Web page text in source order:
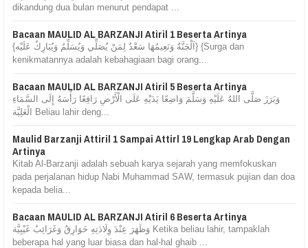
dikandung dua bulan menurut pendapat ...
Bacaan MAULID AL BARZANJI Atiril 1 Beserta Artinya
{اَلْجَنَّةُ وَنَعِيمُهَا سَعْدٌ لِمَنْ يُصَلِّي وَيُسَلِّمُ وَيُبَارِكُ عَلَيْه} {Surga dan
kenikmatannya adalah kebahagiaan bagi orang...
Bacaan MAULID AL BARZANJI Atiril 5 Beserta Artinya
وَبَرَزَ صَلَّى اللهُ عَلَيْهِ وَسَلَّمَ وَاضِعًا يَدَيْهِ عَلَى الْأَرْضِ رَافِعًا رَأْسَهُ إِلَى السَّمَاءِ
الْعَلِيَّة Beliau lahir deng...
Maulid Barzanji Attiril 1 Sampai Attirl 19 Lengkap Arab Dengan
Artinya
Kitab Al-Barzanji adalah sebuah karya sejarah yang memfokuskan
pada perjalanan hidup Nabi Muhammad SAW, termasuk pujian dan doa
kepada belia...
Bacaan MAULID AL BARZANJI Atiril 6 Beserta Artinya
وَظَهَرَ عِنْدَ وِلَادَتِهِ خَوَارِقُ وَغَرَائِبُ غَيْبِيَّة Ketika beliau lahir, tampaklah
beberapa hal yang luar biasa dan hal-hal ghaib ...